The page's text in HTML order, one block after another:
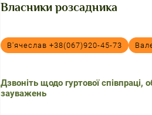
Власники розсадника
В'ячеслав +38(067)920-45-73
Дзвоніть щодо гуртової співпраці,
зауважень